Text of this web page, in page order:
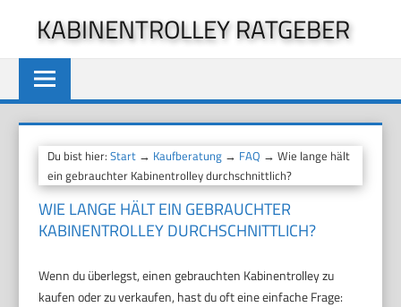
springen
KABINENTROLLEY RATGEBER
Du bist hier:Start → Kaufberatung → FAQ → Wie lange hält
ein gebrauchter Kabinentrolley durchschnittlich?
WIE LANGE HÄLT EIN GEBRAUCHTER
KABINENTROLLEY DURCHSCHNITTLICH?
Wenn du überlegst, einen gebrauchten Kabinentrolley zu
kaufen oder zu verkaufen, hast du oft eine einfache Frage: